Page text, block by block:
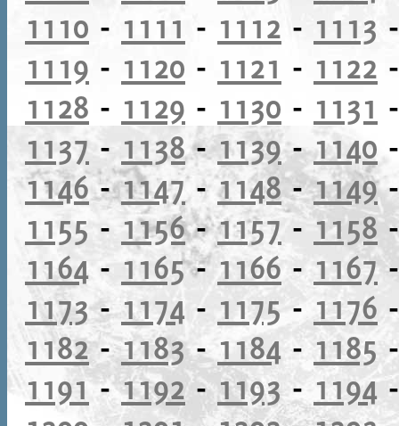
1110 - 1111 - 1112 - 1113
1119 - 1120 - 1121 - 1122
1128 - 1129 - 1130 - 1131
1137- 1138-1139-1140
1146-1147-1148-1149
1155 - 1156-1157-1158
1164 - 1165-1166- 1167
1173-1174 - 1175- 1176
1182-1183-1184- 1185
1191-1192-1193- 1194